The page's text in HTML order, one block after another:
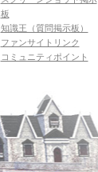
板
知識王（質問掲示板）
ファンサイトリンク
コミュニティポイント